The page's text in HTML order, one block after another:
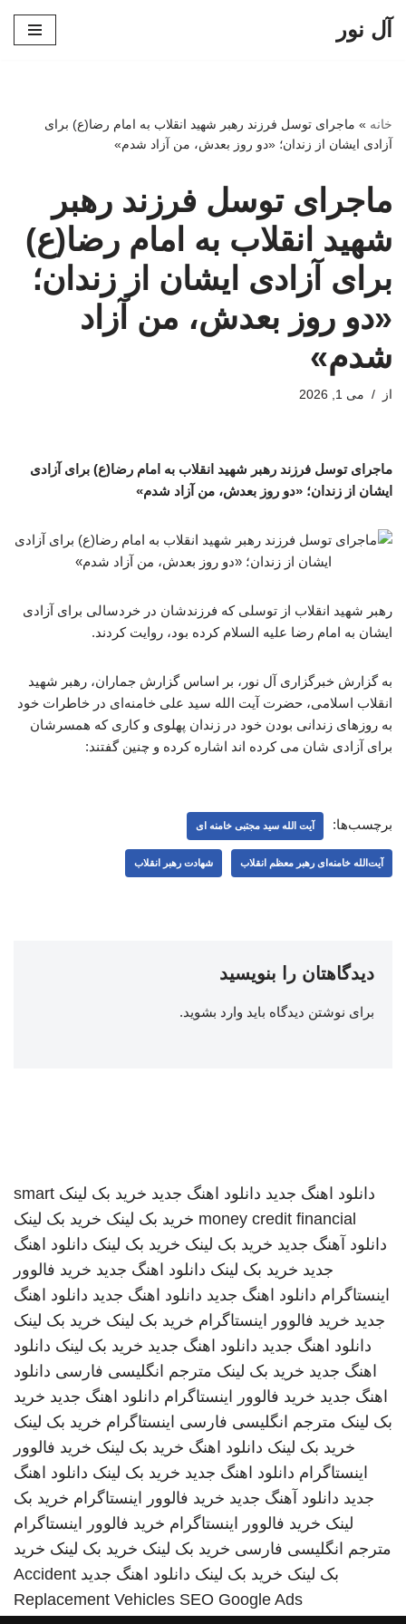
آل نور
خانه » ماجرای توسل فرزند رهبر شهید انقلاب به امام رضا(ع) برای
آزادی ایشان از زندان؛ «دو روز بعدش، من آزاد شدم»
ماجرای توسل فرزند رهبر
شهید انقلاب به امام رضا(ع)
برای آزادی ایشان از زندان؛
«دو روز بعدش، من آزاد
شدم»
از می 1, 2026
ماجرای توسل فرزند رهبر شهید انقلاب به امام رضا(ع) برای آزادی
ایشان از زندان؛ «دو روز بعدش، من آزاد شدم»
رهبر شهید انقلاب از توسلی که فرزندشان در خردسالی برای آزادی
ایشان به امام رضا علیه السلام کرده بود، روایت کردند.
به گزارش خبرگزاری آل نور، بر اساس گزارش جماران، رهبر شهید
انقلاب اسلامی، حضرت آیت الله سید علی خامنه‌ای در خاطرات خود
به روزهای زندانی بودن خود در زندان پهلوی و کاری که همسرشان
برای آزادی شان می کرده اند اشاره کرده و چنین گفتند:
برچسب‌ها: آیت الله سید مجتبی خامنه ای
آیت‌الله خامنه‌ای رهبر معظم انقلاب شهادت رهبر انقلاب
دیدگاهتان را بنویسید
برای نوشتن دیدگاه باید وارد بشوید.
دانلود اهنگ جدید دانلود اهنگ جدید خرید بک لینک smart
money credit financial خرید بک لینک خرید بک لینک
دانلود آهنگ جدید خرید بک لینک خرید بک لینک دانلود اهنگ
جدید خرید بک لینک دانلود اهنگ جدید خرید فالوور
اینستاگرام دانلود اهنگ جدید دانلود اهنگ جدید دانلود اهنگ
جدید خرید فالوور اینستاگرام خرید بک لینک خرید بک لینک
دانلود اهنگ جدید دانلود اهنگ جدید خرید بک لینک دانلود
اهنگ جدید خرید بک لینک مترجم انگلیسی فارسی دانلود
اهنگ جدید خرید فالوور اینستاگرام دانلود اهنگ جدید خرید
بک لینک مترجم انگلیسی فارسی اینستاگرام خرید بک لینک
خرید بک لینک دانلود اهنگ خرید بک لینک خرید فالوور
اینستاگرام دانلود اهنگ جدید خرید بک لینک دانلود اهنگ
جدید دانلود آهنگ جدید خرید فالوور اینستاگرام خرید بک
لینک خرید فالوور اینستاگرام خرید فالوور اینستاگرام
مترجم انگلیسی فارسی خرید بک لینک خرید بک لینک خرید
بک لینک خرید بک لینک دانلود اهنگ جدید Accident
Replacement Vehicles SEO Google Ads